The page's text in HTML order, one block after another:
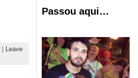
| Leave
Passou aqui…